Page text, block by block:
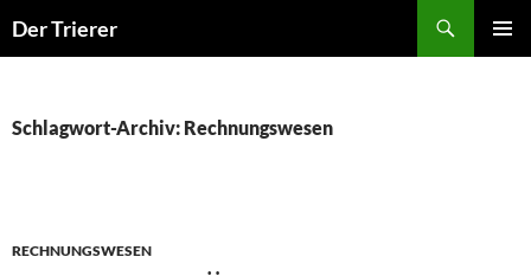
Inhalt
Der Trierer
Schlagwort-Archiv: Rechnungswesen
RECHNUNGSWESEN